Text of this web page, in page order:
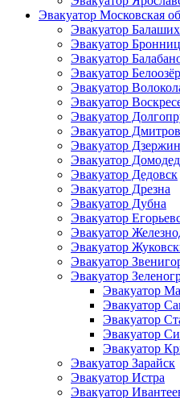
Эвакуатор Московская
Эвакуатор
Эвакуатор
Эвакуатор
Эвакуатор
Эвакуатор
Эвакуатор
Эвакуатор
Эвакуатор Дмитров
Эвакуатор
Эвакуатор
Эвакуатор Дедовск
Эвакуатор Дрезна
Эвакуатор Дубна
Эвакуатор
Эвакуатор
Эвакуатор
Эвакуатор
Эвакуатор
Эвакуатор
Эвакуатор
Эвакуатор
Эвакуатор
Эвакуатор
Эвакуатор Зарайск
Эвакуатор Истра
Эвакуатор